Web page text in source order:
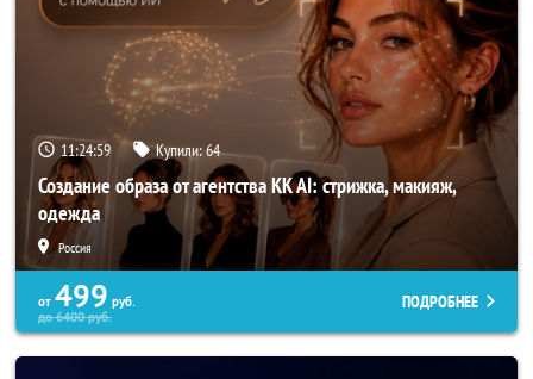
11:24:56 Купили:64
Создание образа от агентства KK AI: стрижка, макияж,
одежда
Россия
от 499 руб.
до6400руб.
ПОДРОБНЕЕ